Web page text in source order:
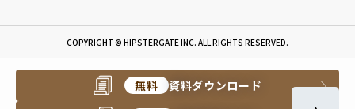
無料 資料ダウンロード
COPYRIGHT © HIPSTERGATE INC. ALL RIGHTS RESERVED.